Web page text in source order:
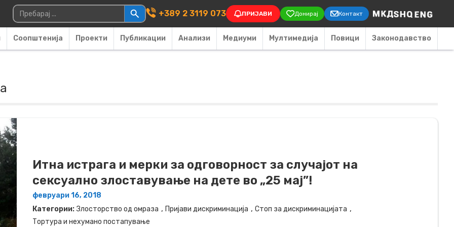
Main Navigation
Пребарувај за: +389 2 3119 073 ПРИЈАВИ Донирај Контакт
Соопштенија Проекти Публикации Анализи Медиуми Мултимедија Повици Законодавство
Итна истрага и мерки за одговорност за случајот на
сексуално злоставување на дете во „25 мај”!
февруари 16, 2018
Категории: Злосторство од омраза , Пријави дискриминација , Стоп за дискриминацијата ,
Тортура и нехумано постапување